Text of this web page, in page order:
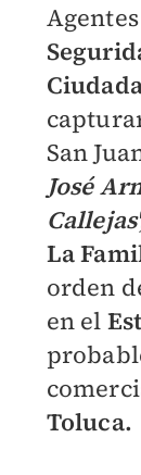
San
José
La
orden
en el
Toluca.